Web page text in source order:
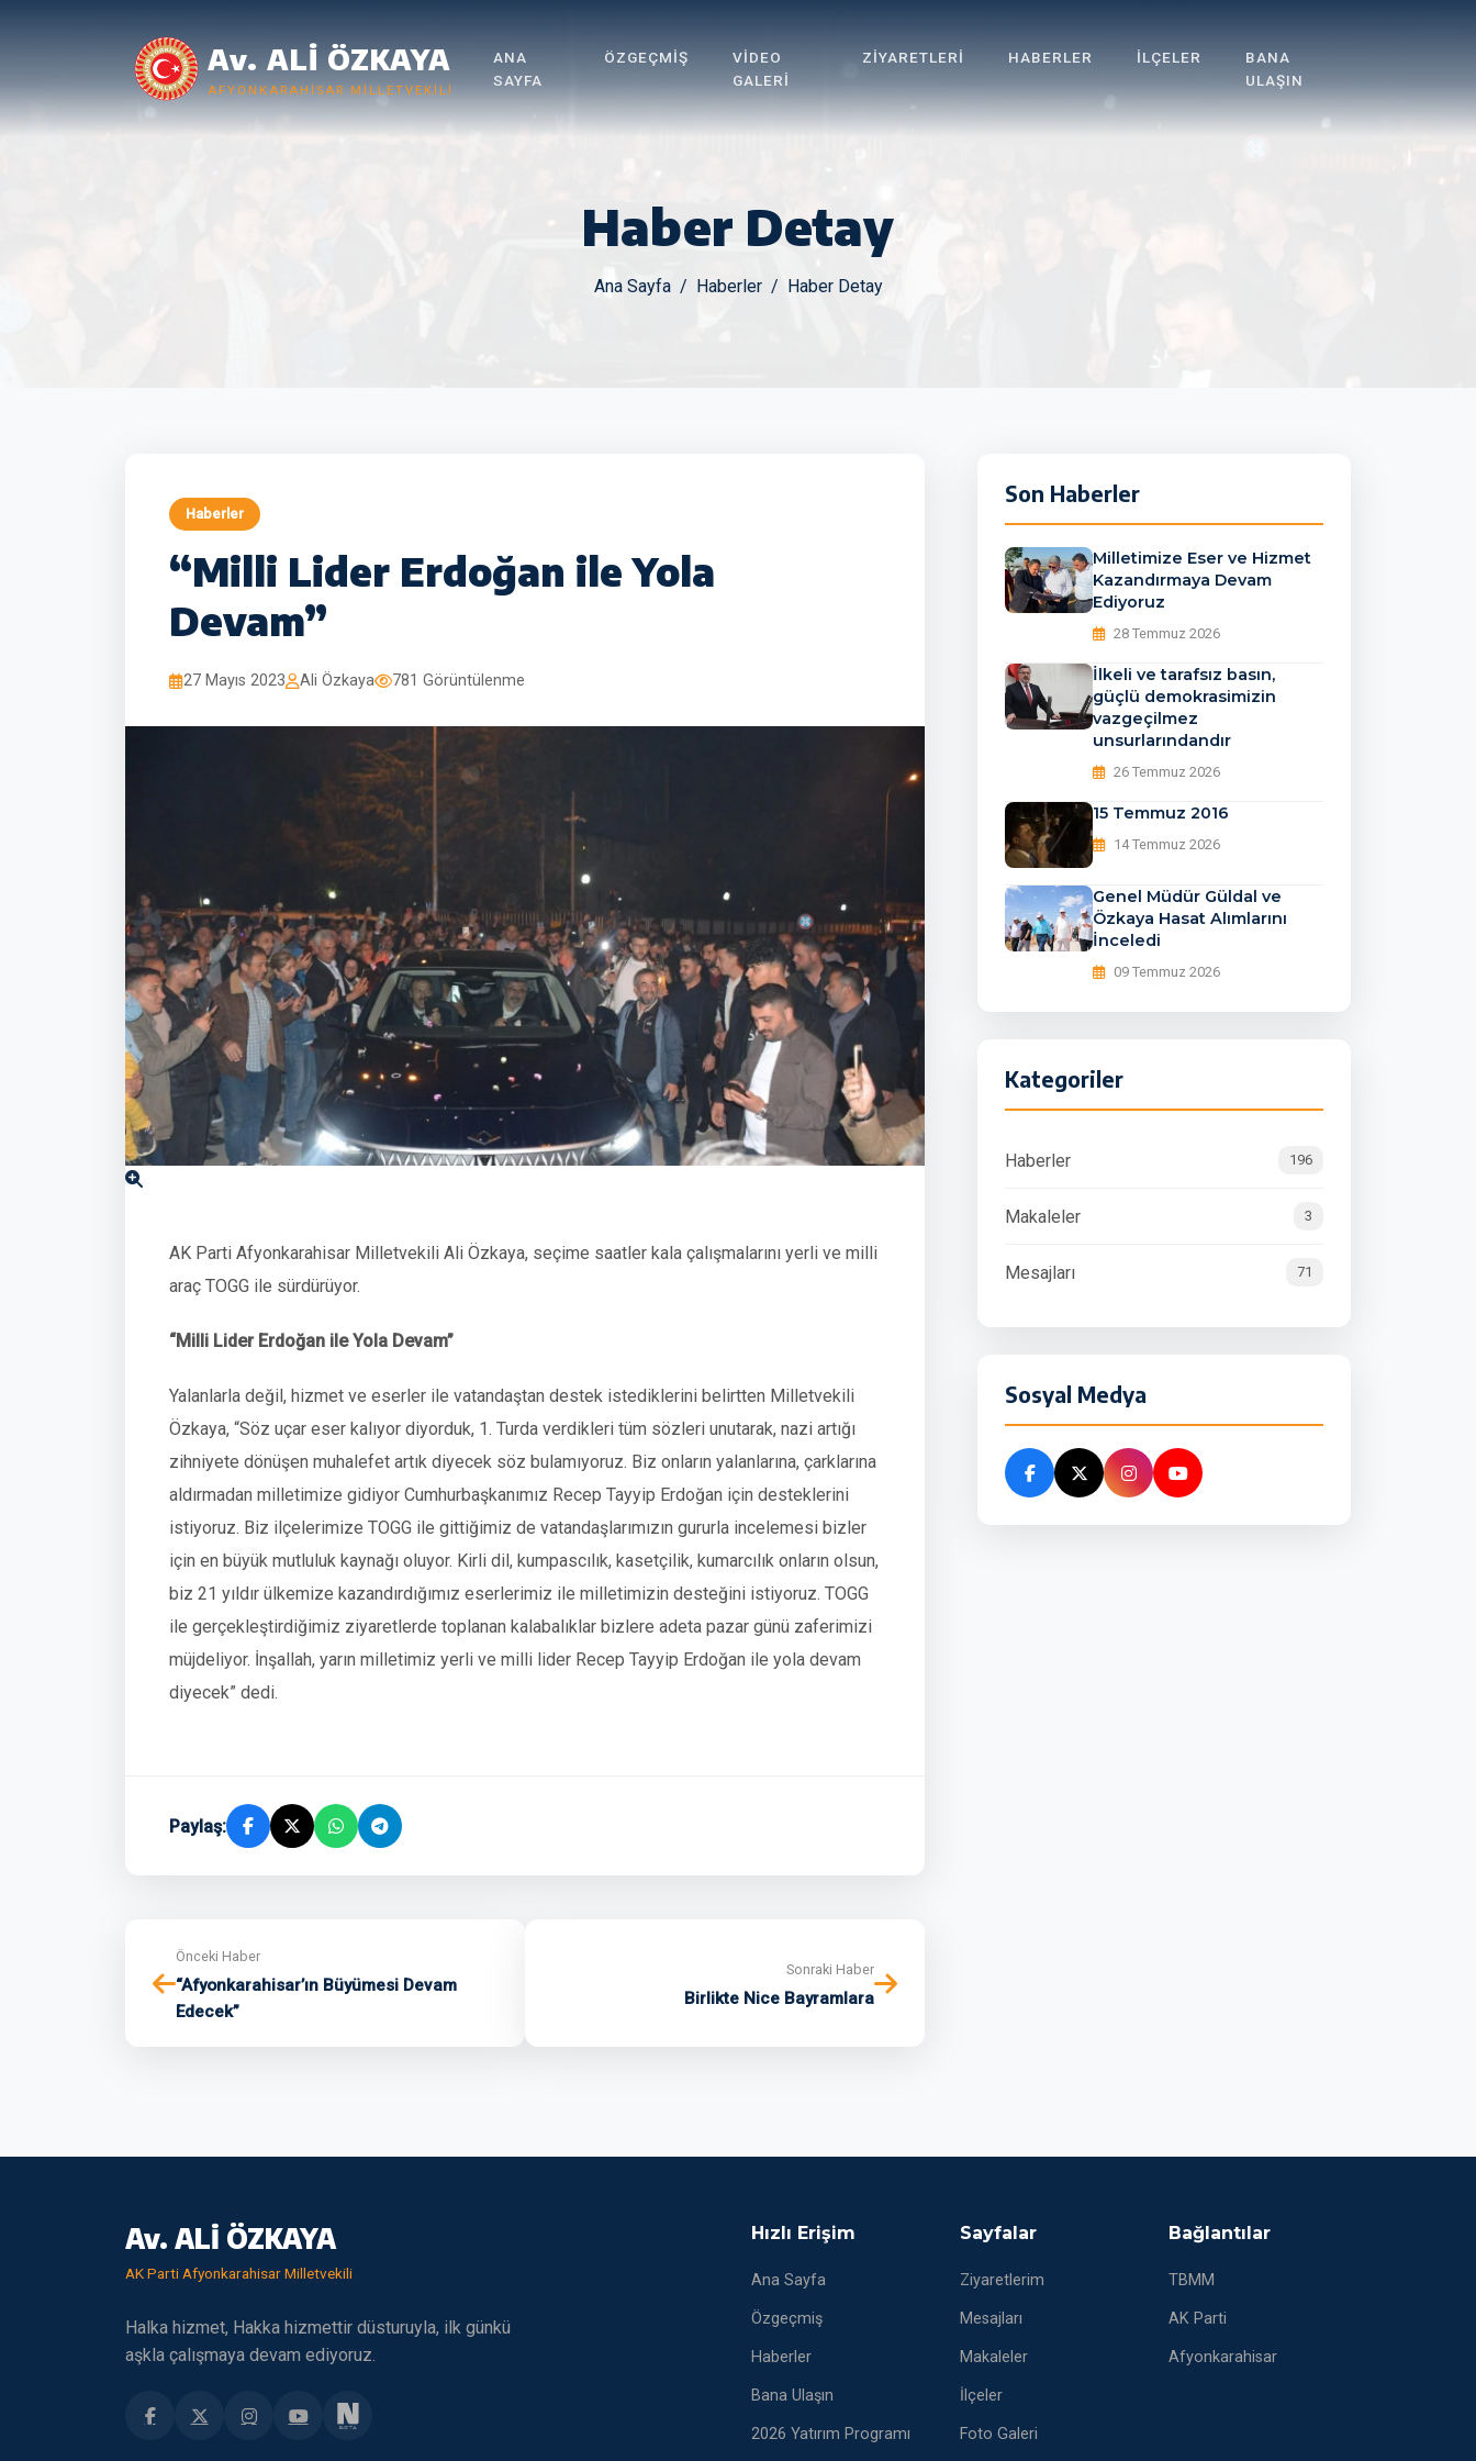
Av. ALİ ÖZKAYA
AFYONKARAHISAR MILLETVEKILI
ANA
SAYFA
ÖZGEÇMIŞ
VIDEO
GALERI
ZIYARETLERI HABERLER İLÇELER
BANA
ULAŞIN
Haber Detay
Ana Sayfa Haberler Haber Detay
Haberler
“Milli Lider Erdoğan ile Yola
Devam”
27 Mayıs 2023 Ali Özkaya 781 Görüntülenme
AK Parti Afyonkarahisar Milletvekili Ali Özkaya, seçime saatler kala çalışmalarını yerli ve milli
araç TOGG ile sürdürüyor.
“Milli Lider Erdoğan ile Yola Devam”
Yalanlarla değil, hizmet ve eserler ile vatandaştan destek istediklerini belirtten Milletvekili
Özkaya, “Söz uçar eser kalıyor diyorduk, 1. Turda verdikleri tüm sözleri unutarak, nazi artığı
zihniyete dönüşen muhalefet artık diyecek söz bulamıyoruz. Biz onların yalanlarına, çarklarına
aldırmadan milletimize gidiyor Cumhurbaşkanımız Recep Tayyip Erdoğan için desteklerini
istiyoruz. Biz ilçelerimize TOGG ile gittiğimiz de vatandaşlarımızın gururla incelemesi bizler
için en büyük mutluluk kaynağı oluyor. Kirli dil, kumpascılık, kasetçilik, kumarcılık onların olsun,
biz 21 yıldır ülkemize kazandırdığımız eserlerimiz ile milletimizin desteğini istiyoruz. TOGG
ile gerçekleştirdiğimiz ziyaretlerde toplanan kalabalıklar bizlere adeta pazar günü zaferimizi
müjdeliyor. İnşallah, yarın milletimiz yerli ve milli lider Recep Tayyip Erdoğan ile yola devam
diyecek” dedi.
Paylaş:
Önceki Haber
“Afyonkarahisar’ın Büyümesi Devam
Edecek”
Sonraki Haber
Birlikte Nice Bayramlara
Son Haberler
Milletimize Eser ve Hizmet
Kazandırmaya Devam
Ediyoruz
28 Temmuz 2026
İlkeli ve tarafsız basın,
güçlü demokrasimizin
vazgeçilmez
unsurlarındandır
26 Temmuz 2026
15 Temmuz 2016
14 Temmuz 2026
Genel Müdür Güldal ve
Özkaya Hasat Alımlarını
İnceledi
09 Temmuz 2026
Kategoriler
Haberler 196
Makaleler 3
Mesajları 71
Sosyal Medya
Av. ALİ ÖZKAYA
AK Parti Afyonkarahisar Milletvekili
Halka hizmet, Hakka hizmettir düsturuyla, ilk günkü
aşkla çalışmaya devam ediyoruz.
Hızlı Erişim
Ana Sayfa
Özgeçmiş
Haberler
Bana Ulaşın
2026 Yatırım Programı
Sayfalar
Ziyaretlerim
Mesajları
Makaleler
İlçeler
Foto Galeri
Bağlantılar
TBMM
AK Parti
Afyonkarahisar